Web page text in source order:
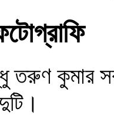
তরুণ কুমার